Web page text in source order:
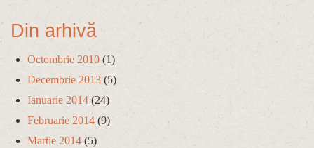
Din arhivă
Octombrie 2010 (1)
Decembrie 2013 (5)
Ianuarie 2014 (24)
Februarie 2014 (9)
Martie 2014 (5)